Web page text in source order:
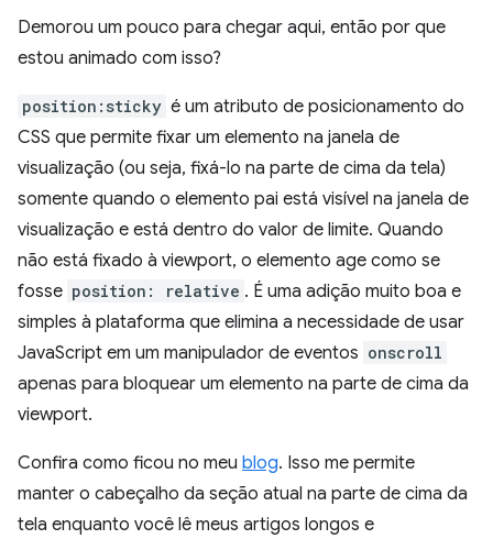
Demorou um pouco para chegar aqui, então por que
estou animado com isso?
position:sticky é um atributo de posicionamento do
CSS que permite fixar um elemento na janela de
visualização (ou seja, fixá-lo na parte de cima da tela)
somente quando o elemento pai está visível na janela de
visualização e está dentro do valor de limite. Quando
não está fixado à viewport, o elemento age como se
fosse position: relative . É uma adição muito boa e
simples à plataforma que elimina a necessidade de usar
JavaScript em um manipulador de eventos onscroll
apenas para bloquear um elemento na parte de cima da
viewport.
Confira como ficou no meu blog. Isso me permite
manter o cabeçalho da seção atual na parte de cima da
tela enquanto você lê meus artigos longos e